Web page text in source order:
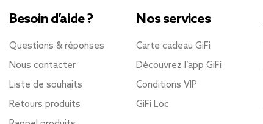
Besoin d’aide ?
Questions & réponses
Nous contacter
Liste de souhaits
Retours produits
Nos services
Carte cadeau GiFi
Découvrez l’app GiFi
Conditions VIP
GiFi Loc